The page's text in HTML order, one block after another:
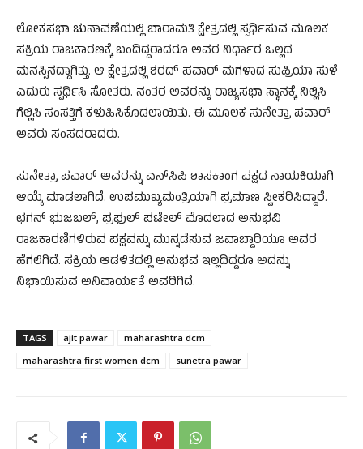
ಲೋಕಸಭಾ ಚುನಾವಣೆಯಲ್ಲಿ ಬಾರಾಮತಿ ಕ್ಷೇತ್ರದಲ್ಲಿ ಸ್ಪರ್ಧಿಸುವ ಮೂಲಕ
ಸಕ್ರಿಯ ರಾಜಕಾರಣಕ್ಕೆ ಬಂದಿದ್ದರಾದರೂ ಅವರ ನಿರ್ಧಾರ ಒಲ್ಲದ
ಮನಸ್ಸಿನದ್ದಾಗಿತ್ತು. ಆ ಕ್ಷೇತ್ರದಲ್ಲಿ ಶರದ್ ಪವಾರ್ ಮಗಳಾದ ಸುಪ್ರಿಯಾ ಸುಳೆ
ಎದುರು ಸ್ಪರ್ಧಿಸಿ ಸೋತರು. ನಂತರ ಅವರನ್ನು ರಾಜ್ಯಸಭಾ ಸ್ಥಾನಕ್ಕೆ ನಿಲ್ಲಿಸಿ
ಗೆಲ್ಲಿಸಿ ಸಂಸತ್ತಿಗೆ ಕಳುಹಿಸಿಕೊಡಲಾಯಿತು. ಈ ಮೂಲಕ ಸುನೇತ್ರಾ ಪವಾರ್
ಅವರು ಸಂಸದರಾದರು.
ಸುನೇತ್ರಾ ಪವಾರ್ ಅವರನ್ನು ಎನ್​ಸಿಪಿ ಶಾಸಕಾಂಗ ಪಕ್ಷದ ನಾಯಕಿಯಾಗಿ
ಆಯ್ಕೆ ಮಾಡಲಾಗಿದೆ. ಉಪಮುಖ್ಯಮಂತ್ರಿಯಾಗಿ ಪ್ರಮಾಣ ಸ್ವೀಕರಿಸಿದ್ದಾರೆ.
ಛಗನ್ ಭುಜಬಲ್, ಪ್ರಫುಲ್ ಪಟೇಲ್ ಮೊದಲಾದ ಅನುಭವಿ
ರಾಜಕಾರಣಿಗಳಿರುವ ಪಕ್ಷವನ್ನು ಮುನ್ನಡೆಸುವ ಜವಾಬ್ದಾರಿಯೂ ಅವರ
ಹೆಗಲಿಗಿದೆ. ಸಕ್ರಿಯ ಆಡಳಿತದಲ್ಲಿ ಅನುಭವ ಇಲ್ಲದಿದ್ದರೂ ಅದನ್ನು
ನಿಭಾಯಿಸುವ ಅನಿವಾರ್ಯತೆ ಅವರಿಗಿದೆ.
TAGS ajit pawar
maharashtra dcm
maharashtra first women dcm
sunetra pawar